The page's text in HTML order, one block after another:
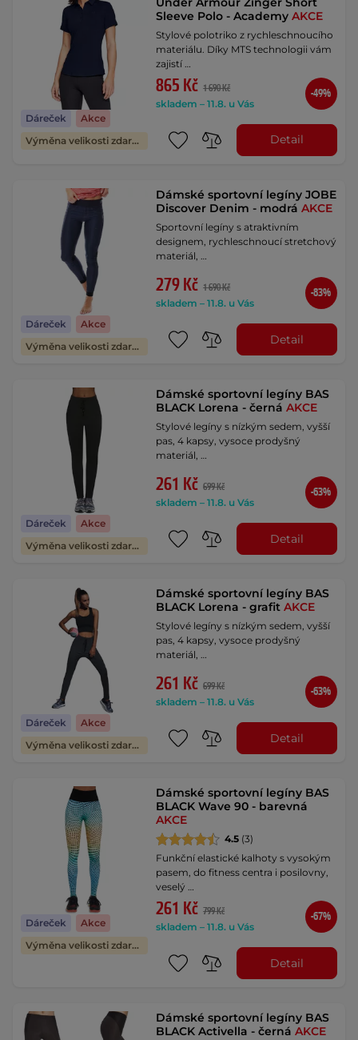
Dáreček
Akce
Výměna velikosti zdarma
Sleeve Polo - AcademyAKCE
Stylové polotriko z rychleschnoucího
materiálu. Díky MTS technologii vám
zajistí …
865 Kč 1 690 Kč
skladem – 11.8. u Vás
-49%
Detail
Dáreček
Akce
Výměna velikosti zdarma
Dámské sportovní legíny JOBE
Discover Denim - modráAKCE
Sportovní legíny s atraktivním
designem, rychleschnoucí stretchový
materiál, …
279 Kč 1 690 Kč
skladem – 11.8. u Vás
-83%
Detail
Dáreček
Akce
Výměna velikosti zdarma
Dámské sportovní legíny BAS
BLACK Lorena - černáAKCE
Stylové legíny s nízkým sedem, vyšší
pas, 4 kapsy, vysoce prodyšný
materiál, …
261 Kč 699 Kč
skladem – 11.8. u Vás
-63%
Detail
Dáreček
Akce
Výměna velikosti zdarma
Dámské sportovní legíny BAS
BLACK Lorena - grafitAKCE
Stylové legíny s nízkým sedem, vyšší
pas, 4 kapsy, vysoce prodyšný
materiál, …
261 Kč 699 Kč
skladem – 11.8. u Vás
-63%
Detail
Dáreček
Akce
Výměna velikosti zdarma
Dámské sportovní legíny BAS
BLACK Wave 90 - barevná
AKCE
4.5 (3)
Funkční elastické kalhoty s vysokým
pasem, do fitness centra i posilovny,
veselý …
261 Kč 799 Kč
skladem – 11.8. u Vás
-67%
Detail
Dámské sportovní legíny BAS
BLACK Activella - černáAKCE